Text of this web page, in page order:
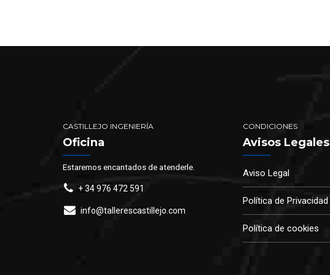
CASTILLEJO INGENIERÍA
Oficina
Estaremos encantados de atenderle.
+ 34 976 472 591
info@tallerescastillejo.com
CONDICIONES
Avisos Legales
Aviso Legal
Política de Privacidad
Política de cookies